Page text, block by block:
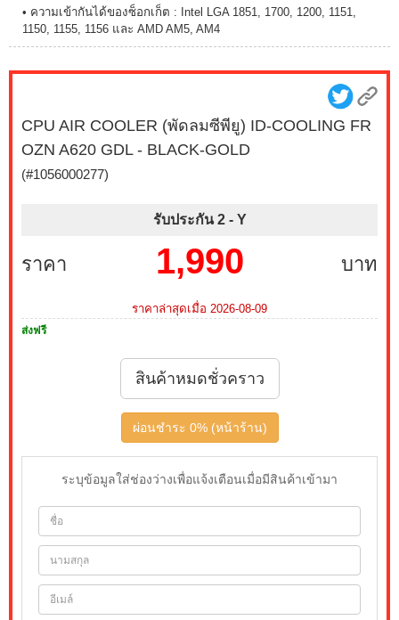
• ความเข้ากันได้ของซ็อกเก็ต : Intel LGA 1851, 1700, 1200, 1151,
1150, 1155, 1156 และ AMD AM5, AM4
CPU AIR COOLER (พัดลมซีพียู) ID-COOLING FR
OZN A620 GDL - BLACK-GOLD
(#1056000277)
รับประกัน 2 - Y
ราคา บาท
1,990
ราคาล่าสุดเมื่อ 2026-08-09
ส่งฟรี
สินค้าหมดชั่วคราว
ผ่อนชำระ 0% (หน้าร้าน)
ระบุข้อมูลใส่ช่องว่างเพื่อแจ้งเตือนเมื่อมีสินค้าเข้ามา